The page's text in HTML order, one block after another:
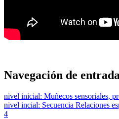
Navegación de
nivel inicial: Muñecos sensoriales,
nivel incial: Secuencia Relaciones
4